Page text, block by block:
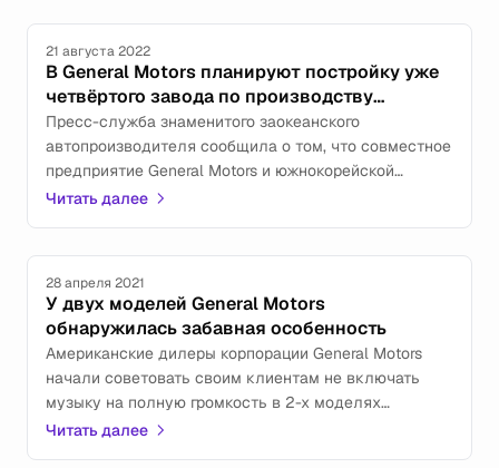
21 августа 2022
В General Motors планируют постройку уже
четвёртого завода по производству
аккумуляторов для электромобилей
Пресс-служба знаменитого заокеанского
автопроизводителя сообщила о том, что совместное
предприятие General Motors и южнокорейской
фирмы LG Energy Solution планирует постройку
Читать далее
28 апреля 2021
У двух моделей General Motors
обнаружилась забавная особенность
Американские дилеры корпорации General Motors
начали советовать своим клиентам не включать
музыку на полную громкость в 2-х моделях
знаменитого автопроизводителя.
Читать далее